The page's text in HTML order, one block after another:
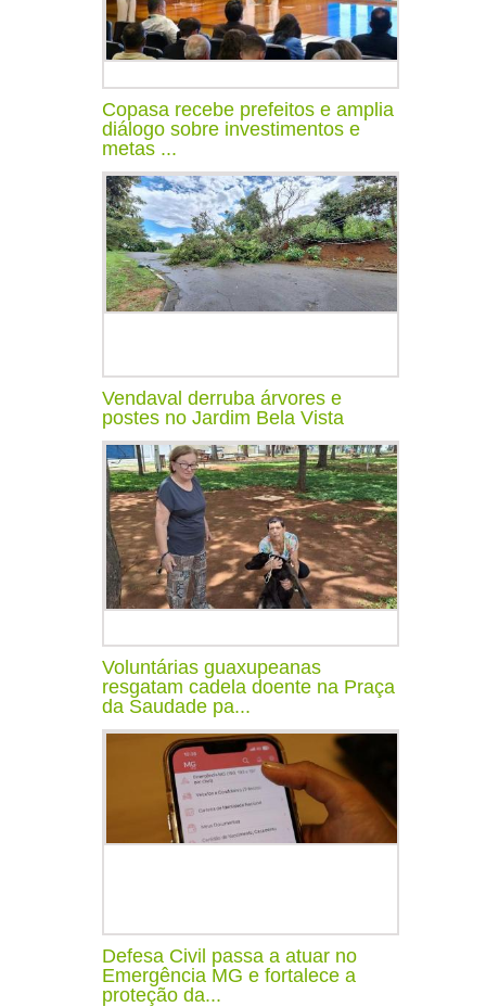
Copasa recebe prefeitos e amplia
diálogo sobre investimentos e
metas ...
Vendaval derruba árvores e
postes no Jardim Bela Vista
Voluntárias guaxupeanas
resgatam cadela doente na Praça
da Saudade pa...
Defesa Civil passa a atuar no
Emergência MG e fortalece a
proteção da...